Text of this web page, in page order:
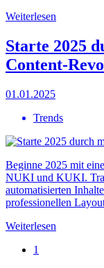
Weiterlesen
Starte 2025
Content-
01.01.2025
Trends
Beginne 2025 mit
NUKI und KUKI.
automatisierten
professionellen
Weiterlesen
1